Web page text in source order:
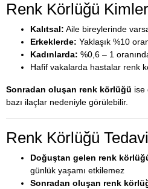
Renk Körlüğü
Kalıtsal: Aile bireylerinde
Erkeklerde: Yaklaşık %10
Kadınlarda: %0,6 – 1
Hafif vakalarda hastalar renk
Sonradan oluşan renk körlüğü ise
bazı ilaçlar nedeniyle görülebilir.
Renk Körlüğü
Doğuştan gelen renk
günlük yaşamı etkilemez
Sonradan oluşan renk